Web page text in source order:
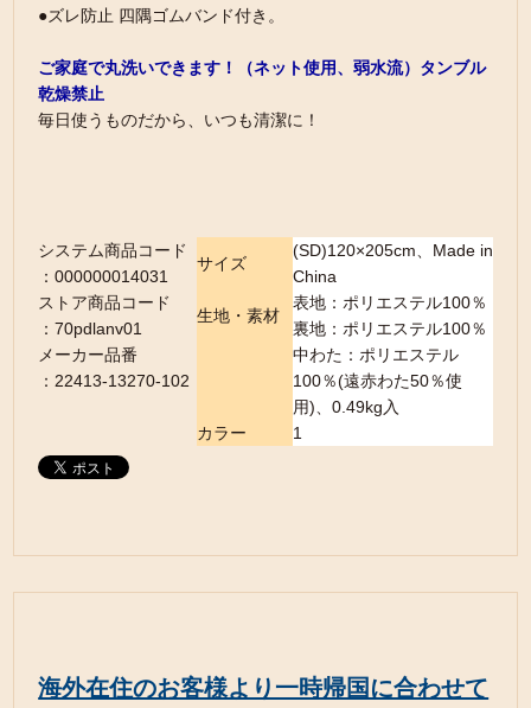
●ズレ防止 四隅ゴムバンド付き。
ご家庭で丸洗いできます！（ネット使用、弱水流）タンブル
乾燥禁止
毎日使うものだから、いつも清潔に！
サイズ
(SD)120×205cm、Made in
China
生地・素材
表地：ポリエステル100％
裏地：ポリエステル100％
中わた：ポリエステル
100％(遠赤わた50％使
用)、0.49kg入
カラー
1
システム商品コード
：000000014031
ストア商品コード
：70pdlanv01
メーカー品番
：22413-13270-102
海外在住のお客様より一時帰国に合わせて